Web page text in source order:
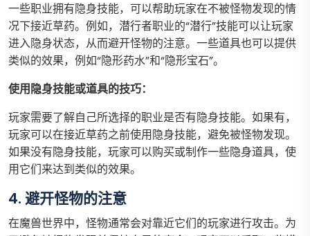
一些职业拥有隐身技能，可以帮助玩家在不被怪物发现的情
况下接近草药。例如，潜行者职业的“潜行”技能可以让玩家
进入隐身状态，从而避开怪物的注意。一些道具也可以提供
类似的效果，例如“隐形药水”和“隐形宝石”。
使用隐身技能或道具的技巧：
玩家需要了解自己所选择的职业是否有隐身技能。如果有，
玩家可以在接近草药之前使用隐身技能，避免被怪物发现。
如果没有隐身技能，玩家可以购买或制作一些隐身道具，使
用它们来达到类似的效果。
4. 避开怪物的注意
在魔兽世界中，怪物通常会对靠近它们的玩家进行攻击。为